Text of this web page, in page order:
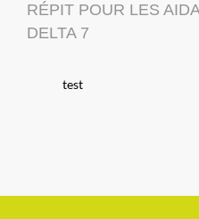
RÉPIT POUR LES
DELTA 7
test